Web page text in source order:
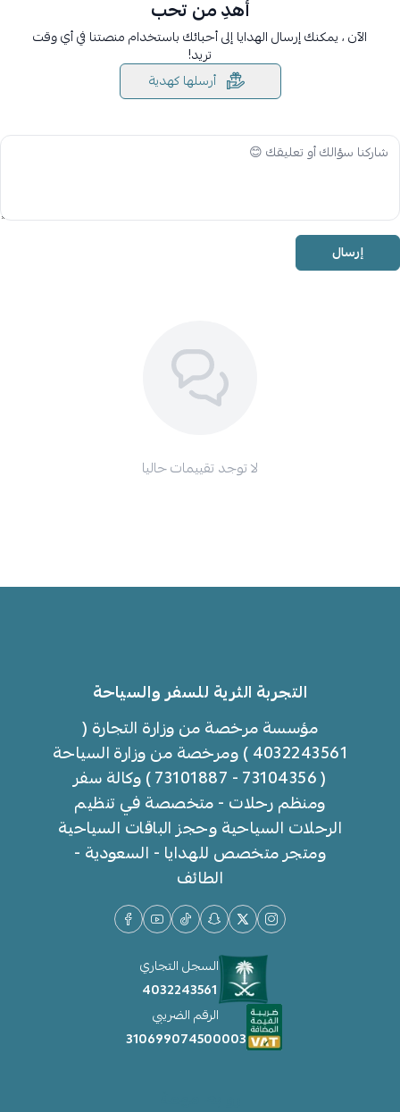
أهدِ من تحب
الآن ، يمكنك إرسال الهدايا إلى أحبائك باستخدام منصتنا في أي وقت
تريد!
أرسلها كهدية
إرسال
لا توجد تقييمات حاليا
التجربة الثرية للسفر والسياحة
مؤسسة مرخصة من وزارة التجارة (
4032243561 ) ومرخصة من وزارة السياحة
( 73104356 - 73101887 ) وكالة سفر
ومنظم رحلات - متخصصة في تنظيم
الرحلات السياحية وحجز الباقات السياحية
ومتجر متخصص للهدايا - السعودية -
الطائف
السجل التجاري
4032243561
الرقم الضريبي
310699074500003